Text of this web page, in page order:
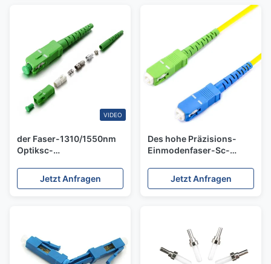
VIDEO
der Faser-1310/1550nm
Optiksc-
verbindungsstück-Kit
Strong Compatibility-PBT
Jetzt Anfragen
Des hohe Präzisions-
Einmodenfaser-Sc-
Stiefel Faser-Kanal-
Verbindungsstück-
Jetzt Anfragen